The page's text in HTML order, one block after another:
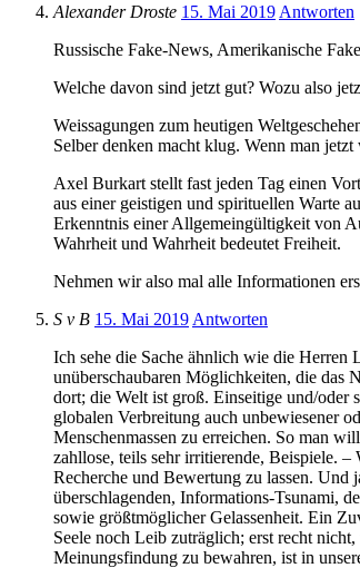
Alexander Droste 15. Mai 2019 Antworten
Russische Fake-News, Amerikanische
Welche davon sind jetzt gut? Wozu also
Weissagungen zum heutigen
Selber denken macht klug. Wenn man
Axel Burkart stellt fast jeden Tag einen
aus einer geistigen und spirituellen Warte
Erkenntnis einer Allgemeingültigkeit von
Wahrheit und Wahrheit bedeutet Freiheit.
Nehmen wir also mal alle Informationen
S v B 15. Mai 2019 Antworten
Ich sehe die Sache ähnlich wie die Herren
unüberschaubaren Möglichkeiten, die das
dort; die Welt ist groß. Einseitige und/oder
globalen Verbreitung auch unbewiesener
Menschenmassen zu erreichen. So man
zahllose, teils sehr irritierende, Beispiele.
Recherche und Bewertung zu lassen. Und
überschlagenden, Informations-Tsunami,
sowie größtmöglicher Gelassenheit. Ein
Seele noch Leib zuträglich; erst recht
Meinungsfindung zu bewahren, ist in